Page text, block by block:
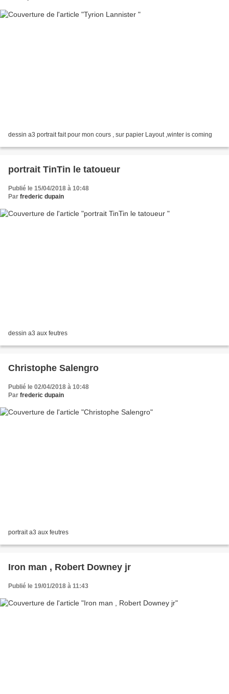
dessin a3 portrait fait pour mon cours , sur papier Layout ,winter is coming
portrait TinTin le tatoueur
Publié le 15/04/2018 à 10:48
Par frederic dupain
dessin a3 aux feutres
Christophe Salengro
Publié le 02/04/2018 à 10:48
Par frederic dupain
portrait a3 aux feutres
Iron man , Robert Downey jr
Publié le 19/01/2018 à 11:43